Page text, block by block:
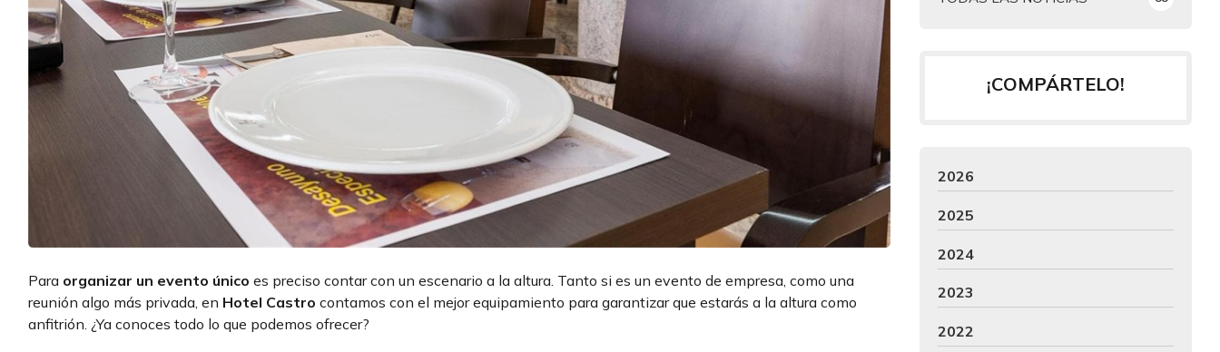
Para organizar un evento único es preciso contar con un escenario a la altura. Tanto si es un evento de empresa, como una
reunión algo más privada, en Hotel Castro contamos con el mejor equipamiento para garantizar que estarás a la altura como
anfitrión. ¿Ya conoces todo lo que podemos ofrecer?
¡COMPÁRTELO!
2026
2025
2024
2023
2022